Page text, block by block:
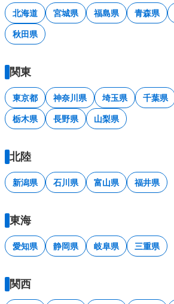
北海道 宮城県 福島県 青森県
秋田県
関東
東京都 神奈川県 埼玉県 千葉県
栃木県 長野県 山梨県
北陸
新潟県 石川県 富山県 福井県
東海
愛知県 静岡県 岐阜県 三重県
関西